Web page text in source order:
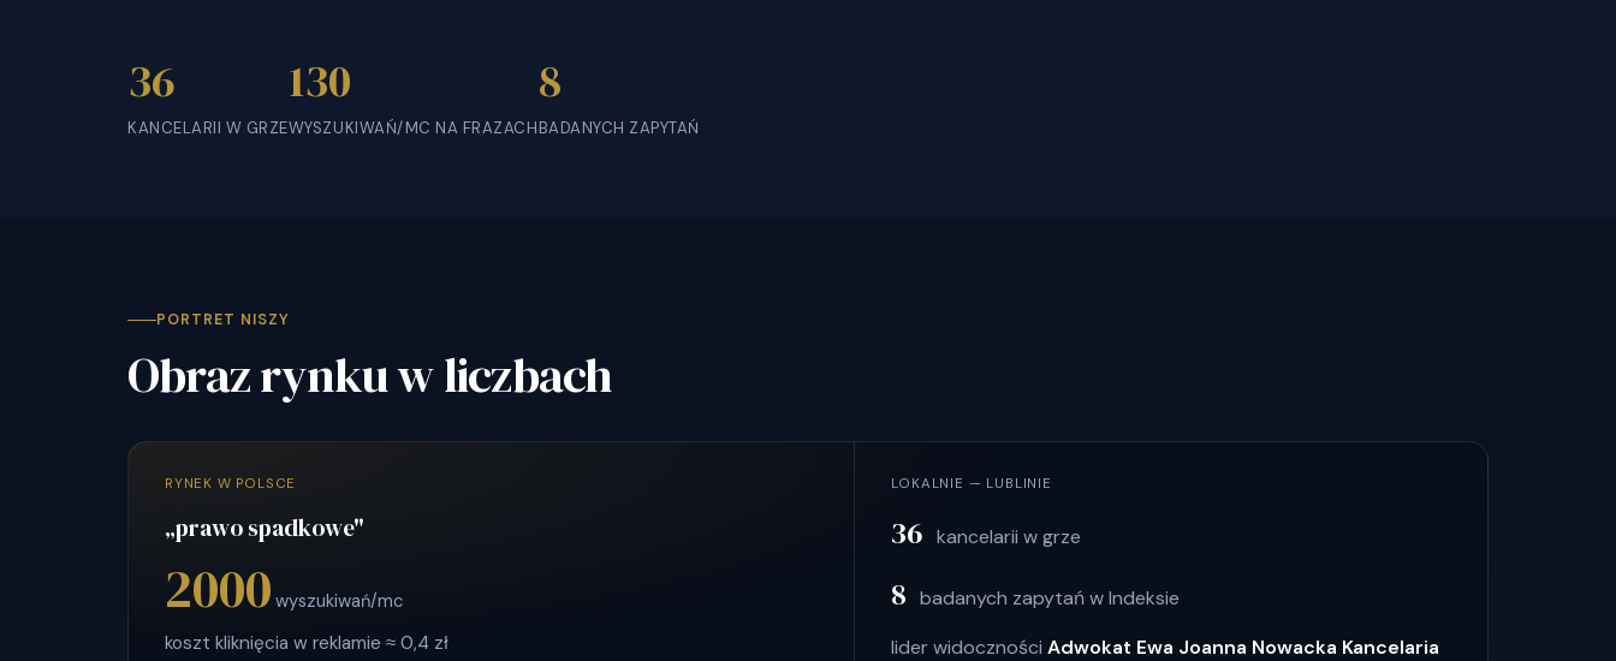
36
KANCELARII W GRZE
130
WYSZUKIWAŃ/MC NA FRAZACH
8
BADANYCH ZAPYTAŃ
PORTRET NISZY
Obraz rynku w liczbach
RYNEK W POLSCE
„prawo spadkowe"
2000 wyszukiwań/mc
koszt kliknięcia w reklamie ≈ 0,4 zł
LOKALNIE — LUBLINIE
36 kancelarii w grze
8 badanych zapytań w Indeksie
lider widocznościAdwokat Ewa Joanna Nowacka Kancelaria